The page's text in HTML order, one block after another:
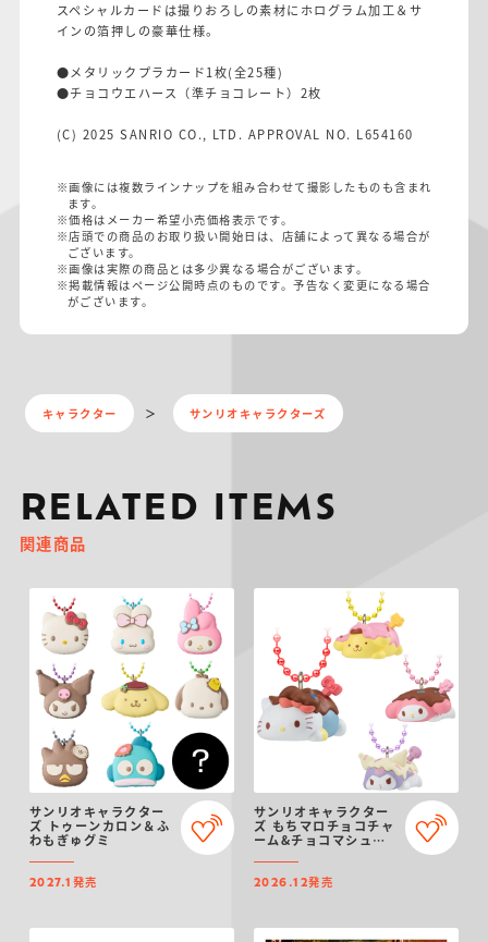
スペシャルカードは撮りおろしの素材にホログラム加工＆サ
インの箔押しの豪華仕様。
●メタリックプラカード1枚(全25種)
●チョコウエハース（準チョコレート）2枚
(C) 2025 SANRIO CO., LTD. APPROVAL NO. L654160
※画像には複数ラインナップを組み合わせて撮影したものも含まれ
ます。
※価格はメーカー希望小売価格表示です。
※店頭での商品のお取り扱い開始日は、店舗によって異なる場合が
ございます。
※画像は実際の商品とは多少異なる場合がございます。
※掲載情報はページ公開時点のものです。予告なく変更になる場合
がございます。
キャラクター サンリオキャラクターズ
RELATED ITEMS
関連商品
サンリオキャラクター
ズ トゥーンカロン＆ふ
わもぎゅグミ
2027.1 発売
サンリオキャラクター
ズ もちマロチョコチャ
ーム&チョコマシュマ
2026.12発売